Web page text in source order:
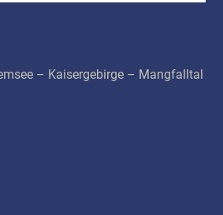
– Kaisergebirge – Mangfalltal